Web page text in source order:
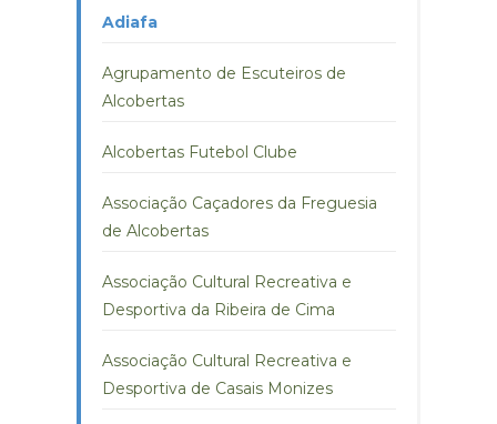
Adiafa
Agrupamento de Escuteiros de
Alcobertas
Alcobertas Futebol Clube
Associação Caçadores da Freguesia
de Alcobertas
Associação Cultural Recreativa e
Desportiva da Ribeira de Cima
Associação Cultural Recreativa e
Desportiva de Casais Monizes